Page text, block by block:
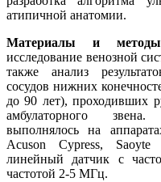
атипичной анатомии.
Материалы и
исследование венозной
также анализ
сосудов нижних
до 90 лет), проходивших
амбулаторного звена.
выполнялось на
Acuson Сypress,
линейный датчик с
частотой 2-5 МГц.